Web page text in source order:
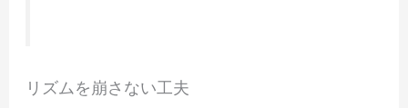
リズムを崩さない工夫